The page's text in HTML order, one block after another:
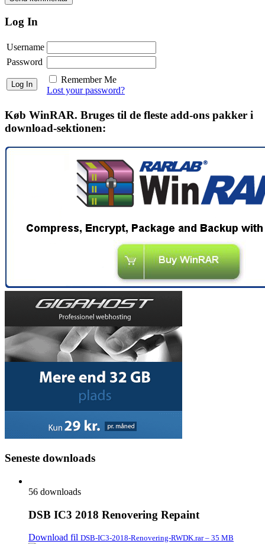
Log In
Username
Password
Remember Me
Lost your password?
Køb WinRAR. Bruges til de fleste add-ons pakker i
download-sektionen:
Seneste downloads
56 downloads
DSB IC3 2018 Renovering Repaint
Download fil DSB-IC3-2018-Renovering-RWDK.rar – 35 MB